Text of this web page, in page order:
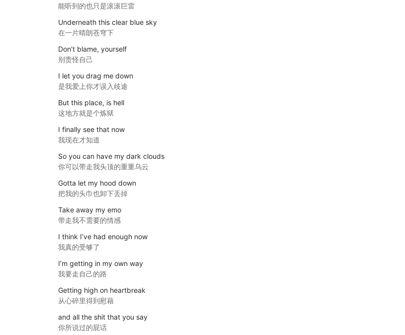
能听到的也只是滚滚巨雷
Underneath this clear blue sky
在一片晴朗苍穹下
Don’t blame, yourself
别责怪自己
I let you drag me down
是我爱上你才误入歧途
But this place, is hell
这地方就是个炼狱
I finally see that now
我现在才知道
So you can have my dark clouds
你可以带走我头顶的重重乌云
Gotta let my hood down
把我的头巾也卸下丢掉
Take away my emo
带走我不需要的情感
I think I’ve had enough now
我真的受够了
I’m getting in my own way
我要走自己的路
Getting high on heartbreak
从心碎里得到慰藉
and all the shit that you say
你所说过的屁话